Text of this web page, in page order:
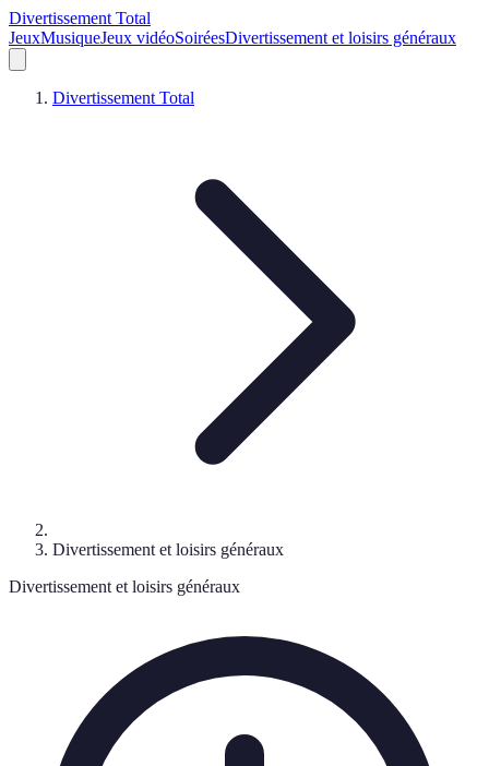
Divertissement Total
JeuxMusiqueJeux vidéoSoiréesDivertissement et loisirs généraux
Divertissement Total
Divertissement et loisirs généraux
Divertissement et loisirs généraux